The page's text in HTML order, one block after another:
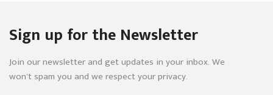
Sign up for the Newsletter
Join our newsletter and get updates in your inbox. We
won’t spam you and we respect your privacy.